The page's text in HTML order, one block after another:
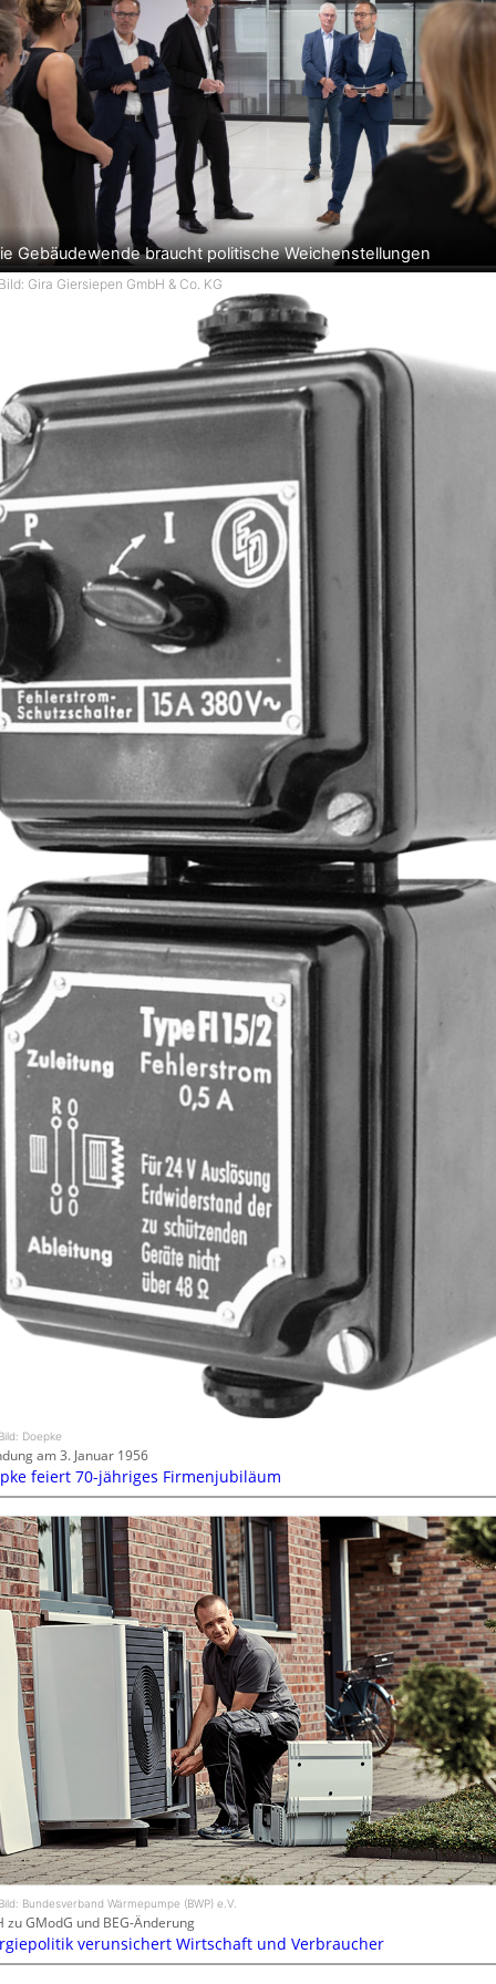
Gebäudewende braucht politische Weichenstellungen
Gira Giersiepen GmbH & Co. KG
Doepke
am 3. Januar 1956
feiert 70-jähriges Firmenjubiläum
Bundesverband Wärmepumpe (BWP) e.V.
zu GModG und BEG-Änderung
verunsichert Wirtschaft und Verbraucher